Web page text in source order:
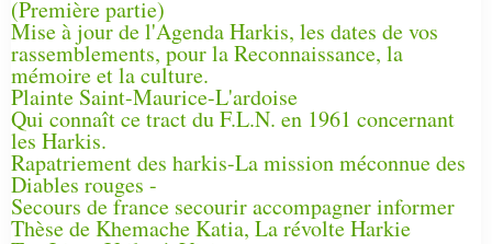
(Première partie)
Mise à jour de l'Agenda Harkis, les dates de vos
rassemblements, pour la Reconnaissance, la
mémoire et la culture.
Plainte Saint-Maurice-L'ardoise
Qui connaît ce tract du F.L.N. en 1961 concernant
les Harkis.
Rapatriement des harkis-La mission méconnue des
Diables rouges -
Secours de france secourir accompagner informer
Thèse de Khemache Katia, La révolte Harkie